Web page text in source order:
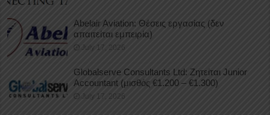
Abelair Aviation: Θέσεις εργασίας (δεν
απαιτείται εμπειρία)
July 17, 2026
Globalserve Consultants Ltd: Ζητείται Junior
Accountant (μισθός €1.200 – €1.300)
July 17, 2026